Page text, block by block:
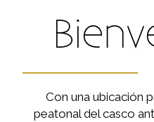
Con una ubicación
peatonal del casco